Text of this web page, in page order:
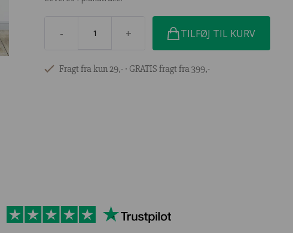
- + TILFØJ TIL KURV
Fragt fra kun 29,- ∙ GRATIS fragt fra 399,-